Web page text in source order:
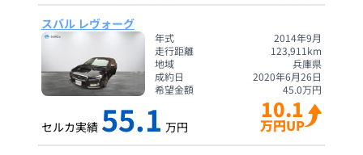
スバル レヴォーグ
年式
2014年9月
走行距離
123,911 km
地域
兵庫県
成約日
2020年6月26日
希望金額
45.0万円
セルカ実績 55.1 万円
10.1
万円UP